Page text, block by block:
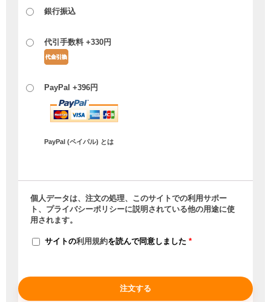
銀行振込
代引手数料 +330円
PayPal +396円
PayPal (ペイパル) とは
個人データは、注文の処理、このサイトでの利用サポー
ト、 プライバシーポリシーに説明されている他の用途に使
用されます。
サイトの利用規約を読んで同意しました *
注文する